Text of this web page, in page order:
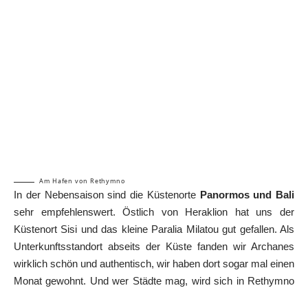
Am Hafen von Rethymno
In der Nebensaison sind die Küstenorte Panormos und Bali
sehr empfehlenswert. Östlich von Heraklion hat uns der
Küstenort Sisi und das kleine Paralia Milatou gut gefallen. Als
Unterkunftsstandort abseits der Küste fanden wir Archanes
wirklich schön und authentisch, wir haben dort sogar mal einen
Monat gewohnt. Und wer Städte mag, wird sich in Rethymno